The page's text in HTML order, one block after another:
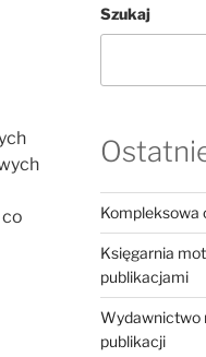
Szukaj
Kompleksowa
Księgarnia
publikacjami
Wydawnictwo
publikacji